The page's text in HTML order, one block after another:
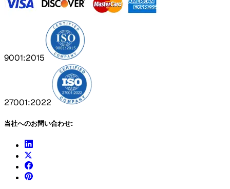
9001:2015
27001:2022
当社へのお問い合わせ: